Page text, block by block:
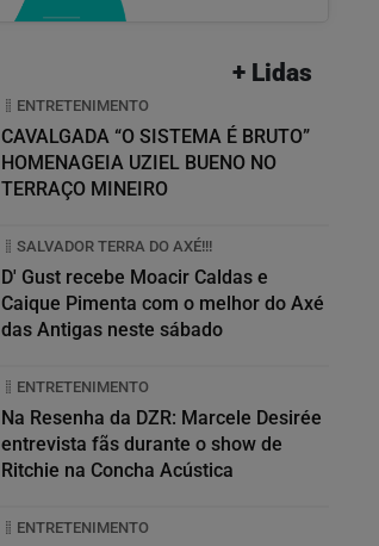
+ Lidas
ENTRETENIMENTO
CAVALGADA “O SISTEMA É BRUTO”
HOMENAGEIA UZIEL BUENO NO
TERRAÇO MINEIRO
SALVADOR TERRA DO AXÉ!!!
D' Gust recebe Moacir Caldas e
Caique Pimenta com o melhor do Axé
das Antigas neste sábado
ENTRETENIMENTO
Na Resenha da DZR: Marcele Desirée
entrevista fãs durante o show de
Ritchie na Concha Acústica
ENTRETENIMENTO